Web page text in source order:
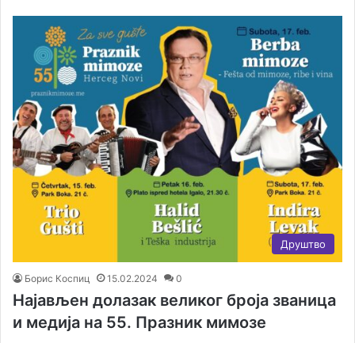
Друштво
Борис Коспиц 15.02.2024 0
Најављен долазак великог броја званица
и медија на 55. Празник мимозе